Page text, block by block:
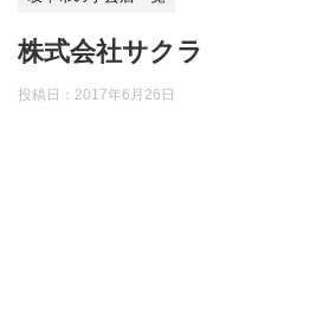
株式会社サクラ
投稿日： 2017年6月26日